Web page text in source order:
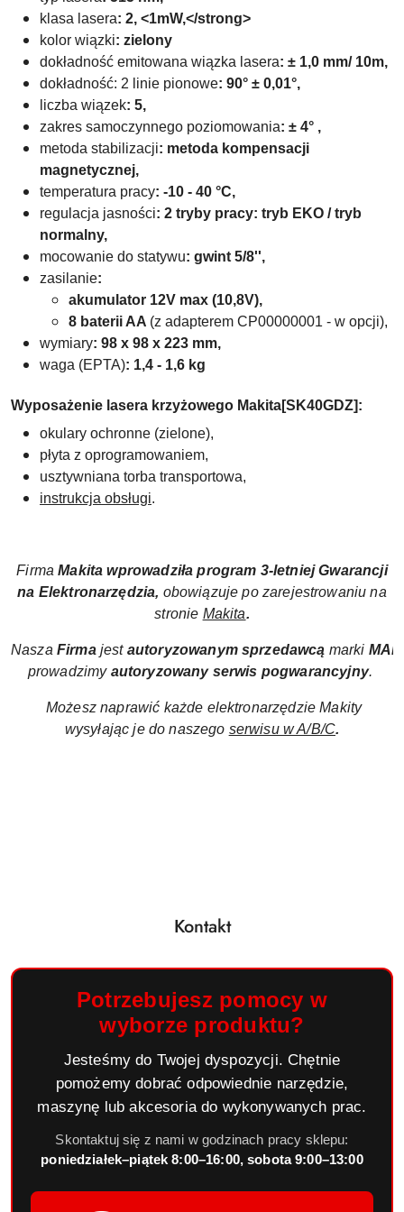
klasa lasera: 2, <1mW,</strong>
kolor wiązki: zielony
dokładność emitowana wiązka lasera: ± 1,0 mm/ 10m,
dokładność: 2 linie pionowe: 90° ± 0,01°,
liczba wiązek: 5,
zakres samoczynnego poziomowania: ± 4° ,
metoda stabilizacji: metoda kompensacji
magnetycznej,
temperatura pracy: -10 - 40 °C,
regulacja jasności: 2 tryby pracy: tryb EKO / tryb
normalny,
mocowanie do statywu: gwint 5/8'',
zasilanie:
akumulator 12V max (10,8V),
8 baterii AA (z adapterem CP00000001 - w opcji),
wymiary: 98 x 98 x 223 mm,
waga (EPTA): 1,4 - 1,6 kg
Wyposażenie lasera krzyżowego Makita[SK40GDZ]:
okulary ochronne (zielone),
płyta z oprogramowaniem,
usztywniana torba transportowa,
instrukcja obsługi.
Firma Makita wprowadziła program 3-letniej Gwarancji
na Elektronarzędzia, obowiązuje po zarejestrowaniu na
stronie Makita.
Nasza Firmajest autoryzowanym sprzedawcą marki
prowadzimy autoryzowany serwis pogwarancyjny.
Możesz naprawić każde elektronarzędzie Makity
wysyłając je do naszego serwisu w A/B/C.
Kontakt
Potrzebujesz pomocy w
wyborze produktu?
Jesteśmy do Twojej dyspozycji. Chętnie
pomożemy dobrać odpowiednie narzędzie,
maszynę lub akcesoria do wykonywanych prac.
Skontaktuj się z nami w godzinach pracy sklepu:
poniedziałek–piątek 8:00–16:00, sobota 9:00–13:00